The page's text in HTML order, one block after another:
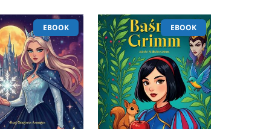
EBOOK EBOOK